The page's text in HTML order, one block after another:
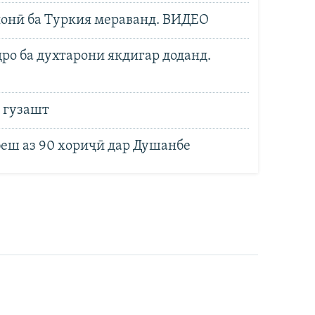
ба Туркия мераванд. ВИДЕО
ба духтарони якдигар доданд.
гузашт
аз 90 хориҷӣ дар Душанбе